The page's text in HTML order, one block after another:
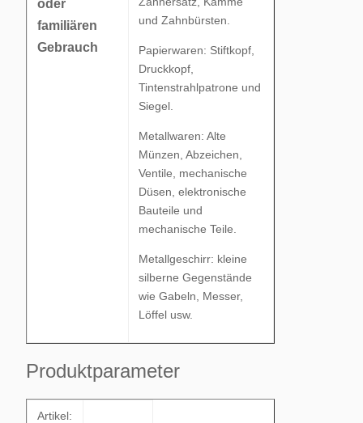
oder
familiären
Gebrauch
und Zahnbürsten.
Papierwaren: Stiftkopf,
Druckkopf,
Tintenstrahlpatrone und
Siegel.
Metallwaren: Alte
Münzen, Abzeichen,
Ventile, mechanische
Düsen, elektronische
Bauteile und
mechanische Teile.
Metallgeschirr: kleine
silberne Gegenstände
wie Gabeln, Messer,
Löffel usw.
Produktparameter
Artikel: